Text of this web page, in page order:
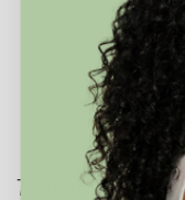
Tratamiento